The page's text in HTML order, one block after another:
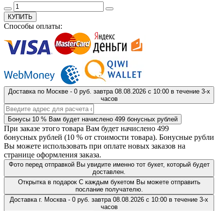
КУПИТЬ
Способы оплаты:
Доставка по Москве- 0 руб. завтра 08.08.2026с 10:00 в течение 3-х
часов
Бонусы 10 % Вам будет начислено 499 бонусных рублей
При заказе этого товара Вам будет начислено 499
бонусных рублей (10 % от стоимости товара). Бонусные рубли
Вы можете использовать при оплате новых заказов на
странице оформления заказа.
Фото перед отправкой Вы увидите именно тот букет, который будет
доставлен.
Открытка в подарок С каждым букетом Вы можете отправить
послание получателю.
Доставка г. Москва - 0 руб. завтра 08.08.2026 с 10:00 в течение 3-х
часов